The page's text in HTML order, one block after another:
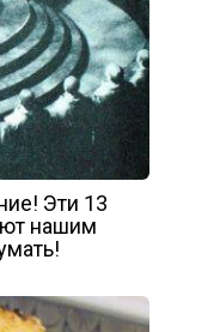
Эти 13
нашим